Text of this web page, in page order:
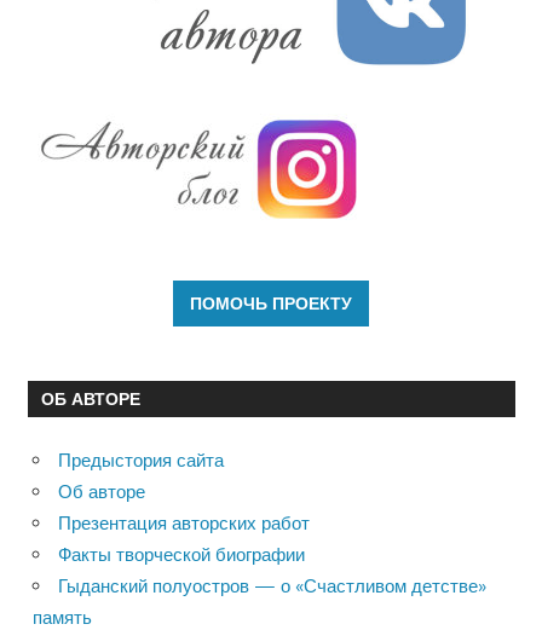
ОБ АВТОРЕ
Предыстория сайта
Об авторе
Презентация авторских работ
Факты творческой биографии
Гыданский полуостров — о «Счастливом детстве»
память